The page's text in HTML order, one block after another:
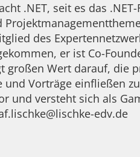
.NET, seit es das
des
er ist Co-
großen Wert darauf, die
und Vorträge einfließen
und versteht sich als
edv.de